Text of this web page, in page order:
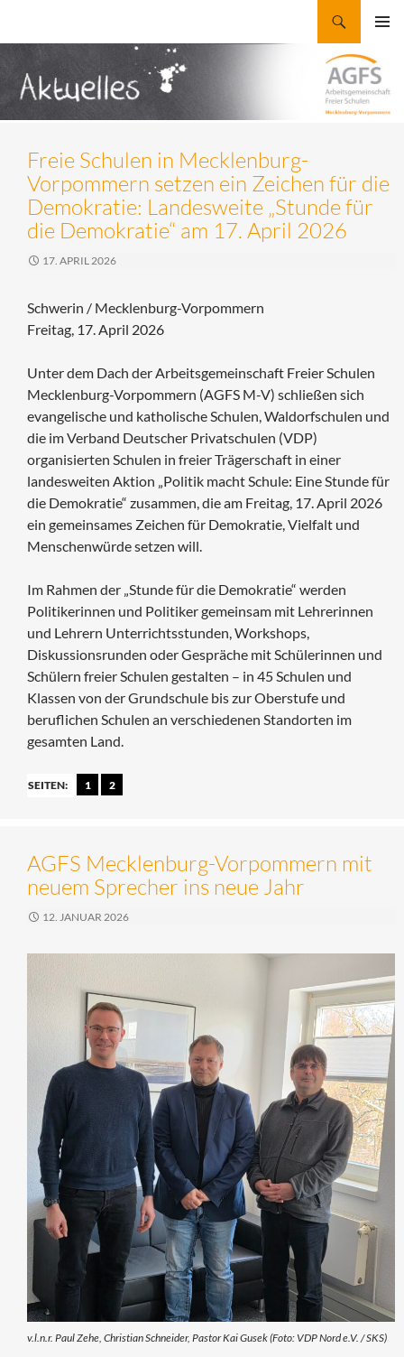
springen
MENÜ
Freie Schulen in Mecklenburg-
Vorpommern setzen ein Zeichen für die
Demokratie: Landesweite „Stunde für
die Demokratie“ am 17. April 2026
17. APRIL 2026
Schwerin / Mecklenburg-Vorpommern
Freitag, 17. April 2026
Unter dem Dach der Arbeitsgemeinschaft Freier Schulen
Mecklenburg-Vorpommern (AGFS M-V) schließen sich
evangelische und katholische Schulen, Waldorfschulen und
die im Verband Deutscher Privatschulen (VDP)
organisierten Schulen in freier Trägerschaft in einer
landesweiten Aktion „Politik macht Schule: Eine Stunde für
die Demokratie“ zusammen, die am Freitag, 17. April 2026
ein gemeinsames Zeichen für Demokratie, Vielfalt und
Menschenwürde setzen will.
Im Rahmen der „Stunde für die Demokratie“ werden
Politikerinnen und Politiker gemeinsam mit Lehrerinnen
und Lehrern Unterrichtsstunden, Workshops,
Diskussionsrunden oder Gespräche mit Schülerinnen und
Schülern freier Schulen gestalten – in 45 Schulen und
Klassen von der Grundschule bis zur Oberstufe und
beruflichen Schulen an verschiedenen Standorten im
gesamten Land.
SEITEN: 1 2
AGFS Mecklenburg-Vorpommern mit
neuem Sprecher ins neue Jahr
12. JANUAR 2026
v.l.n.r. Paul Zehe, Christian Schneider, Pastor Kai Gusek (Foto: VDP Nord e.V. / SKS)